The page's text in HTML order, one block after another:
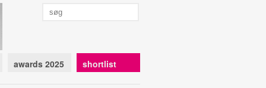
awards 2025 shortlist